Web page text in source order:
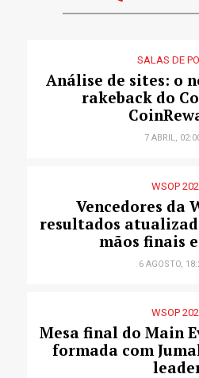
SALAS DE
Análise de sites: o
rakeback do
7 ABRIL,
WSOP
Vencedores da
resultados
mãos finais
6 AGOSTO,
WSOP
Mesa final do Main
formada com